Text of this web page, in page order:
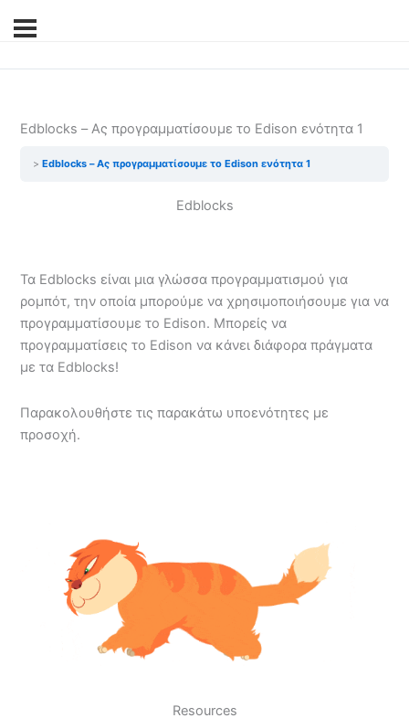
Edblocks – Ας προγραμματίσουμε το Edison ενότητα 1
Edblocks – Ας προγραμματίσουμε το Edison ενότητα 1
Edblocks
Τα Edblocks είναι μια γλώσσα προγραμματισμού για
ρομπότ, την οποία μπορούμε να χρησιμοποιήσουμε για να
προγραμματίσουμε το Edison. Μπορείς να
προγραμματίσεις το Edison να κάνει διάφορα πράγματα
με τα Edblocks!
Παρακολουθήστε τις παρακάτω υποενότητες με
προσοχή.
Resources